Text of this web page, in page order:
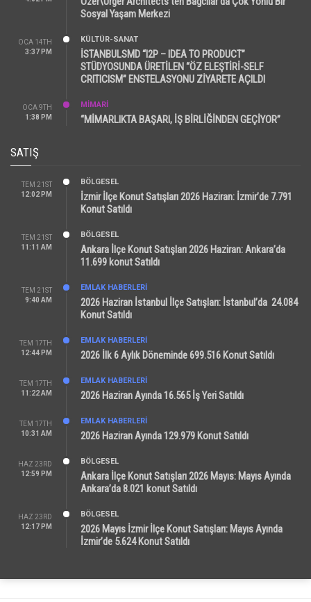
Sosyal Yaşam Merkezi
OCA 14TH
3:37 PM
KÜLTÜR-SANAT
İSTANBULSMD “I2P – IDEA TO PRODUCT”
STÜDYOSUNDA ÜRETİLEN “ÖZ ELEŞTİRİ-SELF
CRITICISM” ENSTELASYONU ZİYARETE AÇILDI
OCA 9TH
1:38 PM
MİMARİ
“MİMARLIKTA BAŞARI, İŞ BİRLİĞİNDEN GEÇİYOR”
SATIŞ
TEM 21ST
12:02 PM
BÖLGESEL
İzmir İlçe Konut Satışları 2026 Haziran: İzmir’de 7.791
Konut Satıldı
TEM 21ST
11:11 AM
BÖLGESEL
Ankara İlçe Konut Satışları 2026 Haziran: Ankara’da
11.699 konut Satıldı
TEM 21ST
9:40 AM
EMLAK HABERLERI
2026 Haziran İstanbul İlçe Satışları: İstanbul’da 24.084
Konut Satıldı
TEM 17TH
12:44 PM
EMLAK HABERLERI
2026 İlk 6 Aylık Döneminde 699.516 Konut Satıldı
TEM 17TH
11:22 AM
EMLAK HABERLERI
2026 Haziran Ayında 16.565 İş Yeri Satıldı
TEM 17TH
10:31 AM
EMLAK HABERLERI
2026 Haziran Ayında 129.979 Konut Satıldı
HAZ 23RD
12:59 PM
BÖLGESEL
Ankara İlçe Konut Satışları 2026 Mayıs: Mayıs Ayında
Ankara’da 8.021 konut Satıldı
HAZ 23RD
12:17 PM
BÖLGESEL
2026 Mayıs İzmir İlçe Konut Satışları: Mayıs Ayında
İzmir’de 5.624 Konut Satıldı